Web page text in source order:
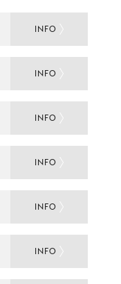
INFO
INFO
INFO
INFO
INFO
INFO